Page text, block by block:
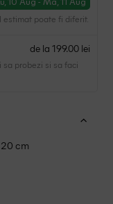
10 Aug - Ma, 11 Aug
poate fi diferit.
de la 199.00 lei
sa probezi si sa faci
cm